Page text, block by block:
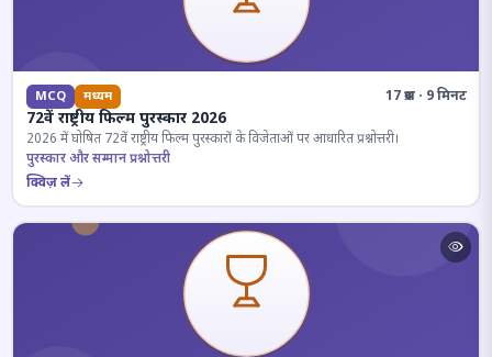
MCQ मध्यम 17 प्रश्न · 9 मिनट
72वें राष्ट्रीय फिल्म पुरस्कार 2026
2026 में घोषित 72वें राष्ट्रीय फिल्म पुरस्कारों के विजेताओं पर आधारित प्रश्नोत्तरी।
पुरस्कार और सम्मान प्रश्नोत्तरी
क्विज़ लें